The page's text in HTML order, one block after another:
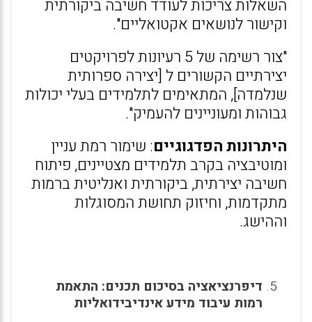
השאלות צריכות לעודד חשיבה ביקורתית
וקישור לנושאים אקטואליים".
"צור רשימה של 5 רעיונות לפרויקטים
יצירתיים הקשורים ל [יצירה ספרותית
שנלמדה], המתאימים לתלמידים בעלי יכולות
גבוהות ומעוניינים להעמיק".
היתרונות הפדגוגיים: שימור רמת עניין
ומוטיבציה בקרב תלמידים מצטיינים, פיתוח
חשיבה יצירתית, ביקורתית ואנליטית ברמות
מתקדמות, וחיזוק תחושת המסוגלות
וההישג.
דיפרנציאציה בסיכום תכנים: התאמת
רמות עיבוד מידע אינדיבידואליות